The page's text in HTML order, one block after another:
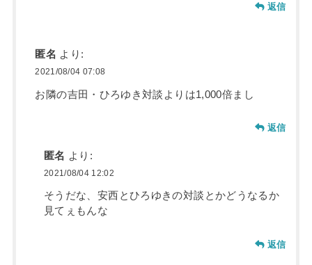
返信
匿名 より:
2021/08/04 07:08
お隣の吉田・ひろゆき対談よりは1,000倍まし
返信
匿名 より:
2021/08/04 12:02
そうだな、安西とひろゆきの対談とかどうなるか
見てぇもんな
返信